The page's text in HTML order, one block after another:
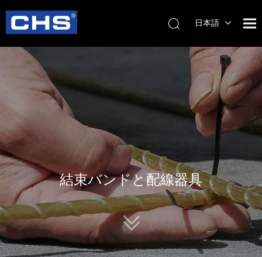
日本語
简体中
文
結束バンドと配線器具